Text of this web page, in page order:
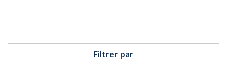
Filtrer par